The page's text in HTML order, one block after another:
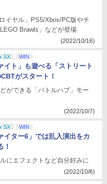
イヤル」PS5/Xbox/PC版やチ
Brawls」などが登場
(2022/10/16)
SX WIN
イト」も遊べる「ストリート
がスタート！
ができる「バトルハブ」モー
(2022/10/7)
SX WIN
イター6」では乱入演出をカ
！
にエフェクトなど自分好みに
(2022/10/6)